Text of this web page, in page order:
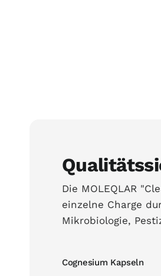
Die MOLEQLAR
einzelne Charge
Mikrobiologie,
Cognesium Kapseln